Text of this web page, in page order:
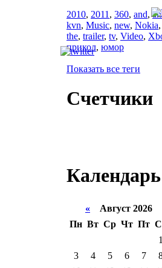
2010, 2011 , 360, and,
kvn, Music, new, Nokia,
the, trailer, tv, Video,
прикол, юмор
Показать все теги
Счетчики
Календарь
« Август 2026
Пн Вт Ср Чт Пт
1
3
4 5 6 7